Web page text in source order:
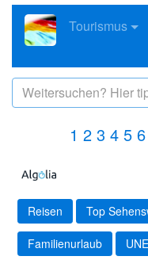
Tourismus
1 2 3 4 5 6
Reisen Top
Familienurlaub